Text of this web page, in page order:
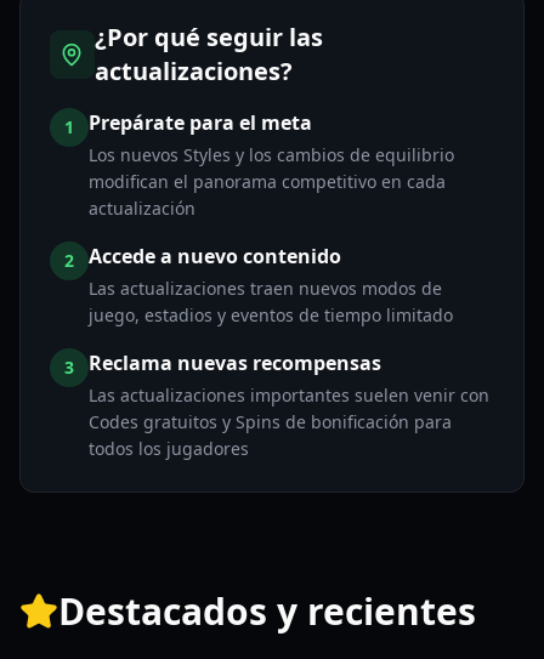
¿Por qué seguir las
actualizaciones?
1 Prepárate para el meta
Los nuevos Styles y los cambios de equilibrio
modifican el panorama competitivo en cada
actualización
2 Accede a nuevo contenido
Las actualizaciones traen nuevos modos de
juego, estadios y eventos de tiempo limitado
3 Reclama nuevas recompensas
Las actualizaciones importantes suelen venir con
Codes gratuitos y Spins de bonificación para
todos los jugadores
Destacados y recientes